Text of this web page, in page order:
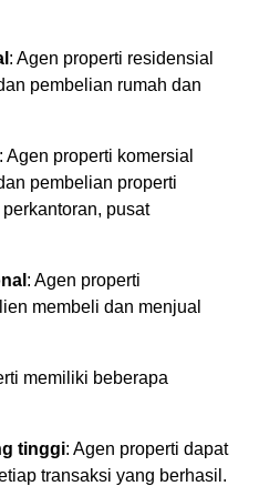
: Agen properti residensial
pembelian rumah dan
: Agen properti komersial
pembelian properti
pusat
: Agen properti
membeli dan menjual
memiliki beberapa
tinggi: Agen properti dapat
transaksi yang berhasil.